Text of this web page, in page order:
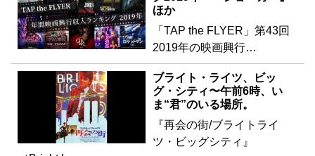
ほか
「TAP the FLYER」第43回
2019年の映画興行…
ブライト・ライツ、ビッ
グ・シティ〜午前6時、い
ま“君”のいる場所。
『再会の街/ブライトライ
ツ・ビッグシティ』